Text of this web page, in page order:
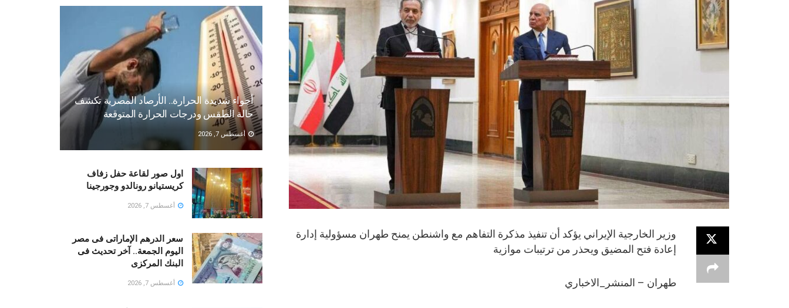
وزير الخارجية الإيراني يؤكد أن تنفيذ مذكرة التفاهم مع واشنطن يمنح طهران مسؤولية إدارة
إعادة فتح المضيق ويحذر من ترتيبات موازية
طهران – المنشر_الاخباري
أجواء شديدة الحرارة.. الأرصاد المصرية تكشف
حالة الطقس ودرجات الحرارة المتوقعة
أغسطس 7, 2026
اول صور لقاعة حفل زفاف
كريستيانو رونالدو وجورجينا
أغسطس 7, 2026
سعر الدرهم الإماراتى فى مصر
اليوم الجمعة.. آخر تحديث فى
البنك المركزى
أغسطس 7, 2026